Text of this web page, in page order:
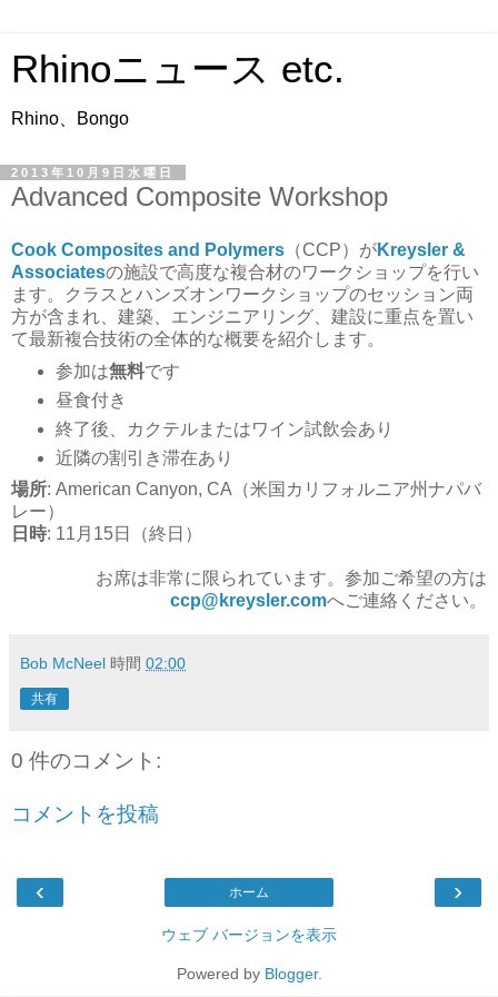
Rhinoニュース etc.
Rhino、Bongo
2013年10月9日水曜日
Advanced Composite Workshop
Cook Composites and Polymers （CCP）がKreysler &
Associatesの施設で高度な複合材のワークショップを行い
ます。クラスとハンズオンワークショップのセッション両
方が含まれ、建築、エンジニアリング、建設に重点を置い
て最新複合技術の全体的な概要を紹介します。
参加は無料です
昼食付き
終了後、カクテルまたはワイン試飲会あり
近隣の割引き滞在あり
場所: American Canyon, CA（米国カリフォルニア州ナパバ
レー）
日時: 11月15日（終日）
お席は非常に限られています。参加ご希望の方は
ccp@kreysler.comへご連絡ください。
Bob McNeel 時間 02:00
共有
0 件のコメント:
コメントを投稿
‹ ›
ホーム
ウェブ バージョンを表示
Powered by Blogger.